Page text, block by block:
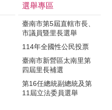
選舉專區
臺南市第5屆直轄市長、
市議員暨里長選舉
114年全國性公民投票
臺南市新營區太南里第
四屆里長補選
第16任總統副總統及第
11屆立法委員選舉